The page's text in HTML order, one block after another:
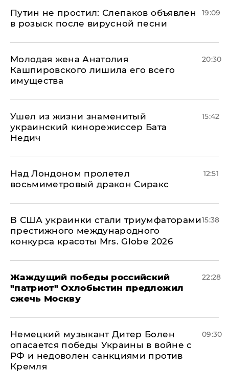
Путин не простил: Слепаков объявлен
в розыск после вирусной песни
19:09
Молодая жена Анатолия
Кашпировского лишила его всего
имущества
20:30
Ушел из жизни знаменитый
украинский кинорежиссер Бата
Недич
15:42
Над Лондоном пролетел
восьмиметровый дракон Сиракс
12:51
В США украинки стали триумфаторами
престижного международного
конкурса красоты Mrs. Globe 2026
15:38
Жаждущий победы российский
"патриот" Охлобыстин предложил
сжечь Москву
22:28
Немецкий музыкант Дитер Болен
опасается победы Украины в войне с
РФ и недоволен санкциями против
Кремля
09:30